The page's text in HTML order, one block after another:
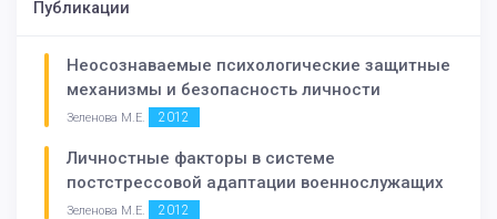
Публикации
Неосознаваемые психологические защитные
механизмы и безопасность личности
Зеленова М.Е. 2012
Личностные факторы в системе
постстрессовой адаптации военнослужащих
Зеленова М.Е. 2012